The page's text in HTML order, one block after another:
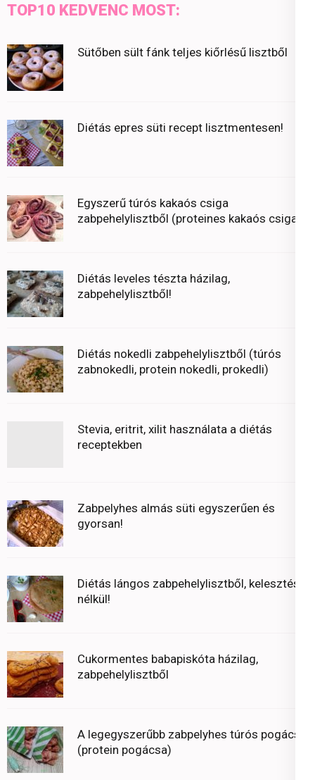
TOP10 KEDVENC MOST:
Sütőben sült fánk teljes kiőrlésű lisztből
Diétás epres süti recept lisztmentesen!
Egyszerű túrós kakaós csiga
zabpehelylisztből (proteines kakaós csiga)
Diétás leveles tészta házilag,
zabpehelylisztből!
Diétás nokedli zabpehelylisztből (túrós
zabnokedli, protein nokedli, prokedli)
Stevia, eritrit, xilit használata a diétás
receptekben
Zabpelyhes almás süti egyszerűen és
gyorsan!
Diétás lángos zabpehelylisztből, kelesztés
nélkül!
Cukormentes babapiskóta házilag,
zabpehelylisztből
A legegyszerűbb zabpelyhes túrós pogácsa
(protein pogácsa)